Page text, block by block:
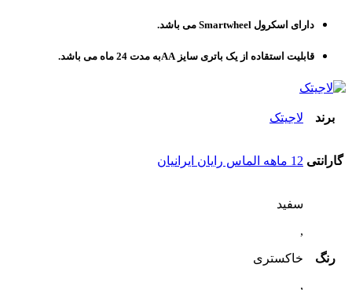
دارای اسکرول Smartwheel می باشد.
قابلیت استقاده از یک باتری سایز AAبه مدت 24 ماه می باشد.
برند لاجیتک
گارانتی 12 ماهه الماس رایان ایرانیان
رنگ
سفید
,
خاکستری
,